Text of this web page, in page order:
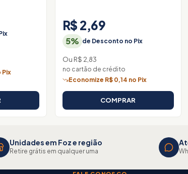
Pix
R$ 2,69
5% de Desconto no Pix
Ou R$ 2,83
no cartão de crédito
Economize R$ 0,14 no Pix
COMPRAR
Unidades em Foz e região
Retire grátis em qualquer uma